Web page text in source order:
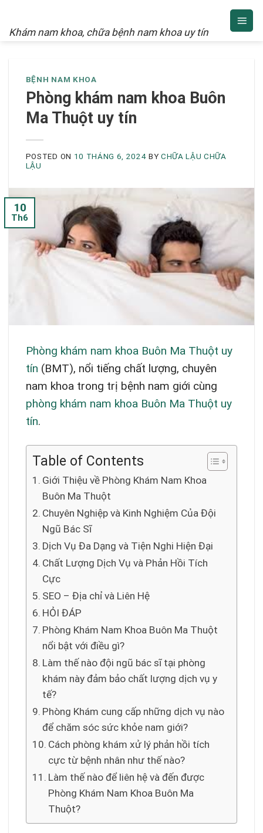
Khám nam khoa, chữa bệnh nam khoa uy tín
BỆNH NAM KHOA
Phòng khám nam khoa Buôn
Ma Thuột uy tín
POSTED ON 10 THÁNG 6, 2024 BY CHỮA LẬU CHỮA
LẬU
10
Th6
Phòng khám nam khoa Buôn Ma Thuột uy
tín (BMT), nổi tiếng chất lượng, chuyên
nam khoa trong trị bệnh nam giới cùng
phòng khám nam khoa Buôn Ma Thuột uy
tín.
Table of Contents
Giới Thiệu về Phòng Khám Nam Khoa
Buôn Ma Thuột
Chuyên Nghiệp và Kinh Nghiệm Của Đội
Ngũ Bác Sĩ
Dịch Vụ Đa Dạng và Tiện Nghi Hiện Đại
Chất Lượng Dịch Vụ và Phản Hồi Tích
Cực
SEO – Địa chỉ và Liên Hệ
HỎI ĐÁP
Phòng Khám Nam Khoa Buôn Ma Thuột
nổi bật với điều gì?
Làm thế nào đội ngũ bác sĩ tại phòng
khám này đảm bảo chất lượng dịch vụ y
tế?
Phòng Khám cung cấp những dịch vụ nào
để chăm sóc sức khỏe nam giới?
Cách phòng khám xử lý phản hồi tích
cực từ bệnh nhân như thế nào?
Làm thế nào để liên hệ và đến được
Phòng Khám Nam Khoa Buôn Ma
Thuột?